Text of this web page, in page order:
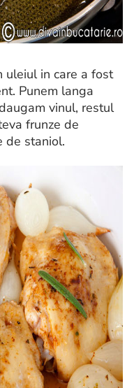
uleiul in care a fost
Punem langa
vinul, restul
frunze de
de staniol.